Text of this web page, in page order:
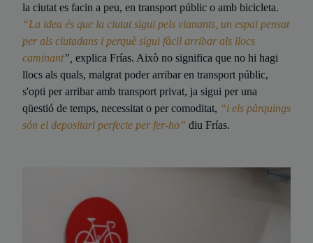
la ciutat es facin a peu, en transport públic o amb bicicleta.
“La idea és que la ciutat sigui pels vianants, un espai pensat
per als ciutadans i perquè sigui fàcil arribar als llocs
caminant”, explica Frías. Això no significa que no hi hagi
llocs als quals, malgrat poder arribar en transport públic,
s'opti per arribar amb transport privat, ja sigui per una
qüestió de temps, necessitat o per comoditat, “i els pàrquings
són el depositari perfecte per fer-ho” diu Frías.